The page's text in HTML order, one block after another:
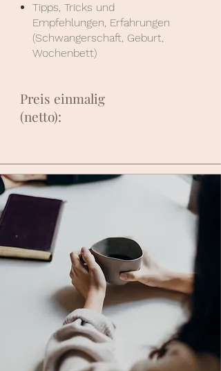
Tipps, Tricks und
Empfehlungen, Erfahrungen
(Schwangerschaft, Geburt,
Wochenbett)
Preis einmalig
(netto):